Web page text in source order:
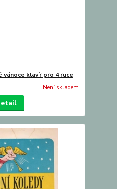
vánoce klavír pro 4 ruce
Není skladem